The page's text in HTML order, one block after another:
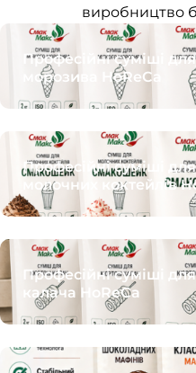
виробництво
Професійні суміші
морозива HoReCa
Професійні суміші для
молочних коктейлів
Професійні суміші
калача HoReCa